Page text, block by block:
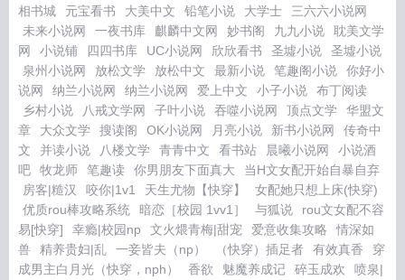
相书城
元宝看书 大美中文 铅笔小说 大学士
三六六小说网
未来小说网
一夜书库 麒麟中文网 妙书阁 九九小说
耽美文学
网
小说铺 四四书库 UC小说网 欣欣看书 圣墟小说
圣墟小说
泉州小说网
放松文学 放松中文 最新小说 笔趣阁小说
你好小
说网
纳兰小说网 纳兰小说网 爱上中文 小子小说
布丁阅读
乡村小说
八戒文学网 子叶小说 吞噬小说网 顶点文学
华盟文
章
大众文学 搜读阁 OK小说网 月亮小说 新书小说网
传奇中
文
并读小说 八楼文学 青青中文 看书站 晨曦小说网
小说酒
吧
牧龙师 笔趣读 你男朋友下面真大
当H文女配开始自暴自弃
房客|糙汉
咬你|1v1 天生尤物【快穿】
女配她只想上床(快穿)
优质rou棒攻略系统
暗恋［校园 1vv1］ 与狐说
rou文女配不容
易[快穿]
幸瘾|校园np 文火煨青梅|甜宠 爱意收集攻略
情深如
兽
精养贵妇|乱 一妾皆夫（np） （快穿）插足者 有效真香
穿
成男主白月光（快穿，nph）
香欲 魅魔养成记 碎玉成欢
喷泉|